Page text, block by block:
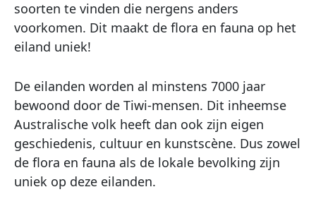
soorten te vinden die nergens anders
voorkomen. Dit maakt de flora en fauna op het
eiland uniek!
De eilanden worden al minstens 7000 jaar
bewoond door de Tiwi-mensen. Dit inheemse
Australische volk heeft dan ook zijn eigen
geschiedenis, cultuur en kunstscène. Dus zowel
de flora en fauna als de lokale bevolking zijn
uniek op deze eilanden.